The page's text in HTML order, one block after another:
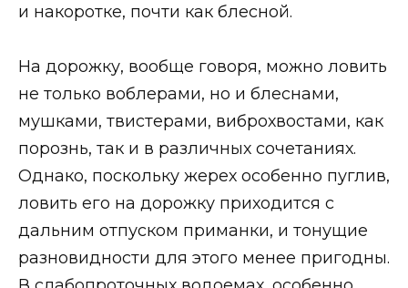
и накоротке, почти как блесной.
На дорожку, вообще говоря, можно ловить
не только воблерами, но и блеснами,
мушками, твистерами, виброхвостами, как
порознь, так и в различных сочетаниях.
Однако, поскольку жерех особенно пуглив,
ловить его на дорожку приходится с
дальним отпуском приманки, и тонущие
разновидности для этого менее пригодны.